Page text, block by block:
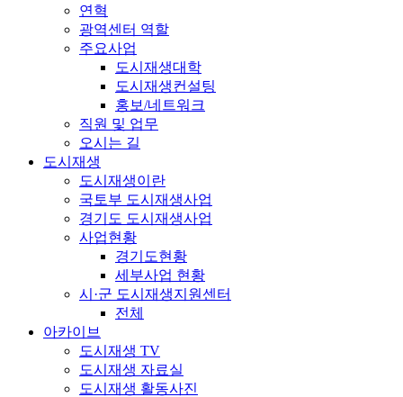
연혁
광역센터 역할
주요사업
도시재생대학
도시재생컨설팅
홍보/네트워크
직원 및 업무
오시는 길
도시재생
도시재생이란
국토부 도시재생사업
경기도 도시재생사업
사업현황
경기도현황
세부사업 현황
시·군 도시재생지원센터
전체
아카이브
도시재생 TV
도시재생 자료실
도시재생 활동사진